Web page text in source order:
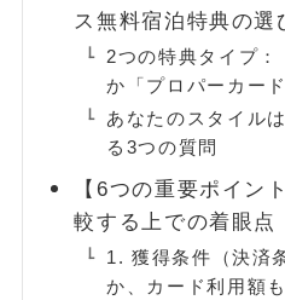
ス無料宿泊特典の選
2つの特典タイプ：
か「プロパーカー
あなたのスタイル
る3つの質問
【6つの重要ポイン
較する上での着眼点
1. 獲得条件（決済
か、カード利用額